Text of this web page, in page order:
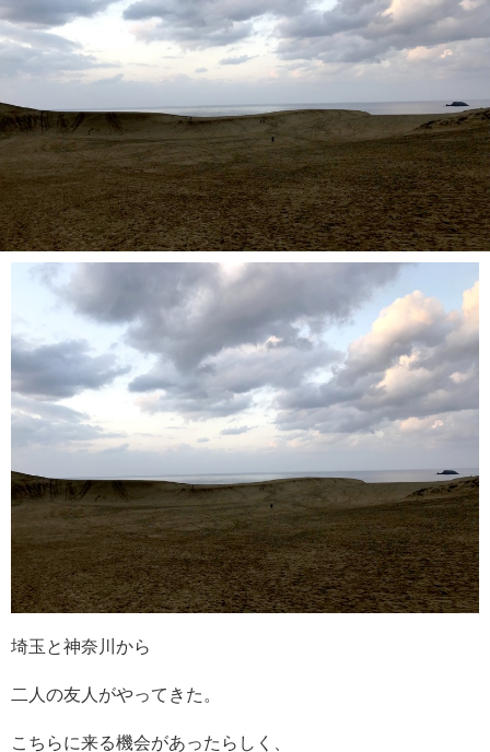
埼玉と神奈川から
二人の友人がやってきた。
こちらに来る機会があったらしく、